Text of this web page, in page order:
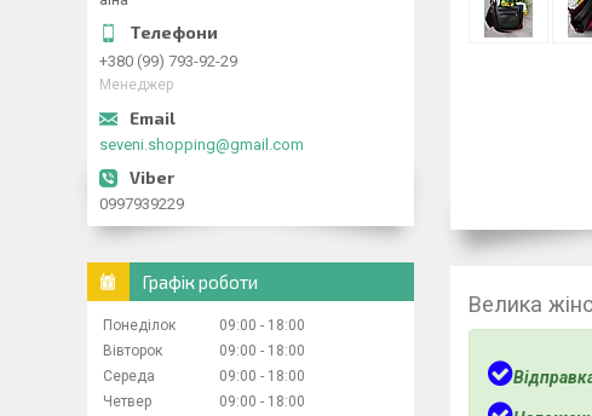
Велика
+380 (99) 793-92-29
Менеджер
seveni.shopping@gmail.com
0997939229
Графік роботи
Понеділок 09:00
18:00
Вівторок
09:00
18:00
Середа
09:00
18:00
Четвер
09:00
18:00